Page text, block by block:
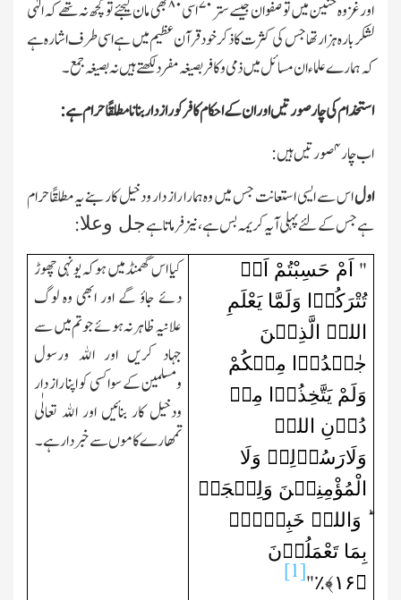
اور غزوہ حنین میں تو صفوان جیسے ستر۷۰اسی۸۰بھی مان لیجئے تو کچھ نہ تھے کہ الہٰی
لشکر بارہ ہزار تھا جس کی کثر ت کا ذکر خود قرآن عظیم میں ہے اسی طرف اشارہ ہے
کہ ہمارے علماء ان مسائل میں ذمی وکافر بصیغہ مفرد لکھتے ہیں نہ بصیغہ جمع۔
استخدام کی چار صورتیں اور ان کے احکام کافر کو رازدار بنانا مطلقًا حرام ہے:
اب چار۴صورتیں ہیں:
اولاس سے ایسی استعانت جس میں وہ ہمارا راز دار ودخیل کار بنے یہ مطلقًاحرام
ہے جس کے لئے پہلی آیہ کریمہ بس ہے،نیز فرماتاہےجل وعلا:
" اَمْ حَسِبْتُمْ اَنۡ
تُتْرَکُوۡا وَلَمَّا یَعْلَمِ
اللہُ الَّذِیۡنَ
جٰہَدُوۡا مِنۡکُمْ
وَلَمْ یَتَّخِذُوۡا مِنۡ
دُوۡنِ اللہِ
وَلَارَسُوۡلِہٖ وَلَا
الْمُؤْمِنِیۡنَ وَلِیۡجَۃً
ؕ وَاللہُ خَبِیۡرٌۢ
بِمَا تَعْمَلُوۡنَ
﴿۱۶﴾٪"
[1]
کیا اس گھمنڈ میں ہو کہ یونہی چھوڑ
دئے جاؤ گے اور ابھی وہ لوگ
علانیہ ظاہر نہ ہوئے جو تم میں سے
جہاد کریں اور اﷲ ورسول
ومسلمین کے سوا کسی کو اپنا راز دار
ودخیل کار بنائیں اور اﷲ تعالٰی
تمھارے کاموں سے خبردار ہے۔